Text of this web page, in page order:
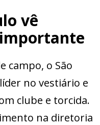
vê
campo, o São
no vestiário e
clube e torcida.
na diretoria